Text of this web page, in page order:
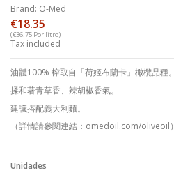
Brand: O-Med
€18.35
(€36.75 Por litro)
Tax included
油體100% 榨取自「荷姬布蘭卡」橄欖品種。
揉和著青草香、辣胡椒香氣。
建議搭配義大利麵。
（詳情請參閱連結： omedoil.com/oliveoil）
Unidades